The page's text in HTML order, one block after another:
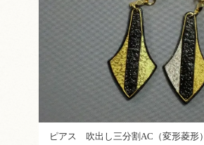
ピアス 吹出し三分割AC（変形菱形）